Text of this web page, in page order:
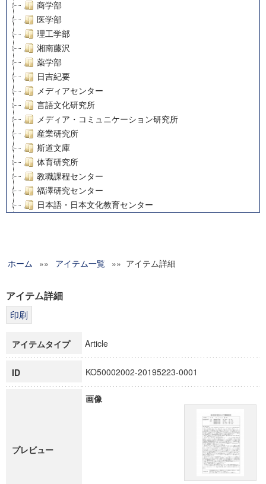
商学部
医学部
理工学部
湘南藤沢
薬学部
日吉紀要
メディアセンター
言語文化研究所
メディア・コミュニケーション研究所
産業研究所
斯道文庫
体育研究所
教職課程センター
福澤研究センター
日本語・日本文化教育センター
グローバルリサーチインスティテュート
科学研究費補助金研究成果報告書
博士課程教育リーディングプログラム「超成熟社会発展のサ
ホーム »» アイテム一覧 »» アイテム詳細
アイテム詳細
アイテムタイプ Article
ID KO50002002-20195223-0001
プレビュー
画像